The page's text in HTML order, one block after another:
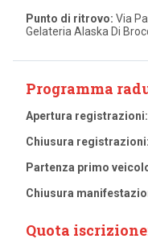
Punto di ritrovo: Via
Gelateria Alaska Di
Programma
Apertura registrazioni:
Chiusura registrazioni:
Partenza primo
Chiusura
Quota